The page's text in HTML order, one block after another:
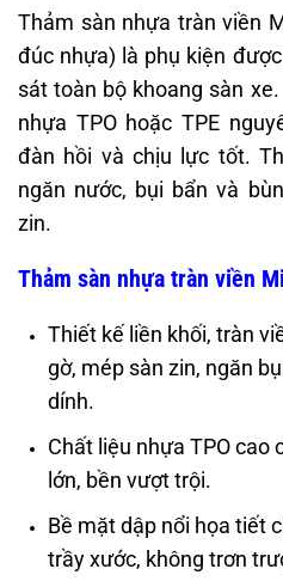
Thảm sàn nhựa tràn viền
đúc nhựa) là phụ kiện
sát toàn bộ khoang sàn
nhựa TPO hoặc TPE
đàn hồi và chịu lực tốt.
ngăn nước, bụi bẩn và
zin.
Thảm sàn nhựa tràn viền
Thiết kế liền khối, tràn
gờ, mép sàn zin, ngăn
dính.
Chất liệu nhựa TPO cao
lớn, bền vượt trội.
Bề mặt dập nổi họa tiết
trầy xước, không trơn